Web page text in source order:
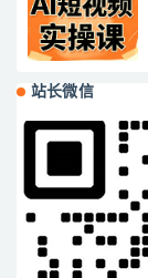
站长微信